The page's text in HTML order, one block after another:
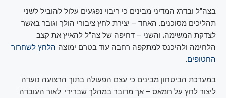
בצה"ל ובדרג המדיני מבינים כי ריבוי נפגעים עלול להוביל לשני
תהליכים מסוכנים: האחד – יצירת לחץ ציבורי הולך וגובר באשר
לצדקת המשימה; והשני – דחיפה של צה"ל להאיץ את קצב
הלחימה ולהיכנס למתקפה רחבה עוד בטרם ימוצה הלחץ לשחרור
החטופים.
במערכת הביטחון מבינים כי עצם הפעולה בתוך הרצועה נועדה
ליצור לחץ על חמאס – אך מדובר במהלך שברירי. לאור העובדה